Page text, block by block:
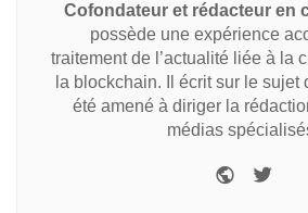
Cofondateur et rédacteur en
possède une expérience
traitement de l’actualité liée à la
la blockchain. Il écrit sur le sujet
été amené à diriger la
médias